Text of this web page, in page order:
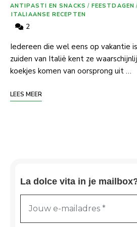
ANTIPASTI EN SNACKS / FEESTDAGEN
ITALIAANSE RECEPTEN
2
Iedereen die wel eens op vakantie
zuiden van Italië kent ze
koekjes komen van oorsprong uit …
LEES MEER
La dolce vita in je